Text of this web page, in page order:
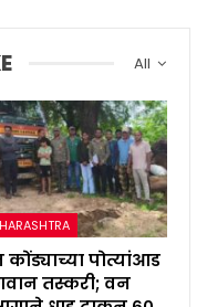
All
कोंड्याच्या पोत्यांआड
तस्करी; वन